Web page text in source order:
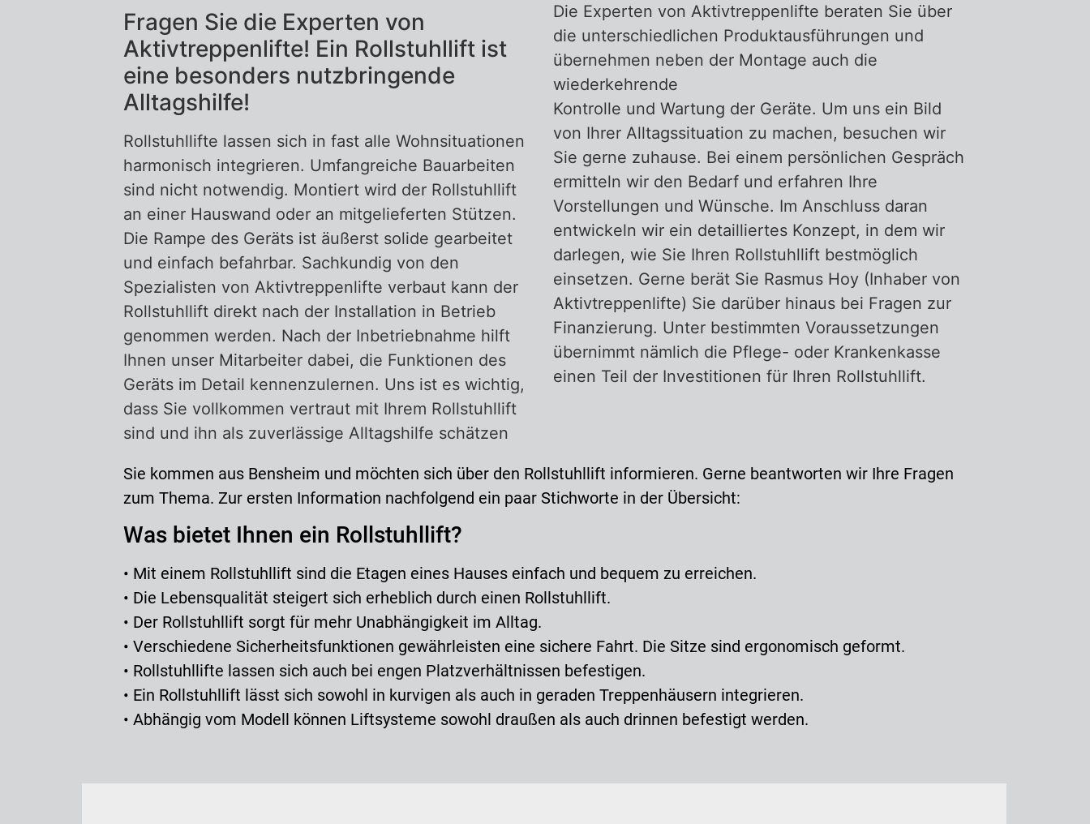
Fragen Sie die Experten von
Aktivtreppenlifte! Ein Rollstuhllift ist
eine besonders nutzbringende
Alltagshilfe!
Rollstuhllifte lassen sich in fast alle Wohnsituationen
harmonisch integrieren. Umfangreiche Bauarbeiten
sind nicht notwendig. Montiert wird der Rollstuhllift
an einer Hauswand oder an mitgelieferten Stützen.
Die Rampe des Geräts ist äußerst solide gearbeitet
und einfach befahrbar. Sachkundig von den
Spezialisten von Aktivtreppenlifte verbaut kann der
Rollstuhllift direkt nach der Installation in Betrieb
genommen werden. Nach der Inbetriebnahme hilft
Ihnen unser Mitarbeiter dabei, die Funktionen des
Geräts im Detail kennenzulernen. Uns ist es wichtig,
dass Sie vollkommen vertraut mit Ihrem Rollstuhllift
sind und ihn als zuverlässige Alltagshilfe schätzen
Die Experten von Aktivtreppenlifte beraten Sie über
die unterschiedlichen Produktausführungen und
übernehmen neben der Montage auch die
wiederkehrende
Kontrolle und Wartung der Geräte. Um uns ein Bild
von Ihrer Alltagssituation zu machen, besuchen wir
Sie gerne zuhause. Bei einem persönlichen Gespräch
ermitteln wir den Bedarf und erfahren Ihre
Vorstellungen und Wünsche. Im Anschluss daran
entwickeln wir ein detailliertes Konzept, in dem wir
darlegen, wie Sie Ihren Rollstuhllift bestmöglich
einsetzen. Gerne berät Sie Rasmus Hoy (Inhaber von
Aktivtreppenlifte) Sie darüber hinaus bei Fragen zur
Finanzierung. Unter bestimmten Voraussetzungen
übernimmt nämlich die Pflege- oder Krankenkasse
einen Teil der Investitionen für Ihren Rollstuhllift.
Sie kommen aus Bensheim und möchten sich über den Rollstuhllift informieren. Gerne beantworten wir Ihre Fragen
zum Thema. Zur ersten Information nachfolgend ein paar Stichworte in der Übersicht:
Was bietet Ihnen ein Rollstuhllift?
• Mit einem Rollstuhllift sind die Etagen eines Hauses einfach und bequem zu erreichen.
• Die Lebensqualität steigert sich erheblich durch einen Rollstuhllift.
• Der Rollstuhllift sorgt für mehr Unabhängigkeit im Alltag.
• Verschiedene Sicherheitsfunktionen gewährleisten eine sichere Fahrt. Die Sitze sind ergonomisch geformt.
• Rollstuhllifte lassen sich auch bei engen Platzverhältnissen befestigen.
• Ein Rollstuhllift lässt sich sowohl in kurvigen als auch in geraden Treppenhäusern integrieren.
• Abhängig vom Modell können Liftsysteme sowohl draußen als auch drinnen befestigt werden.